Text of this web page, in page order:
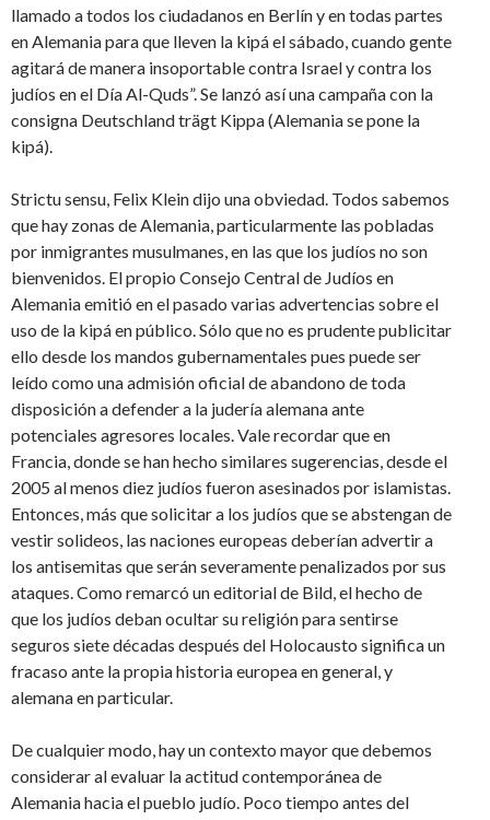
llamado a todos los ciudadanos en Berlín y en todas partes
en Alemania para que lleven la kipá el sábado, cuando gente
agitará de manera insoportable contra Israel y contra los
judíos en el Día Al-Quds”. Se lanzó así una campaña con la
consigna Deutschland trägt Kippa (Alemania se pone la
kipá).
Strictu sensu, Felix Klein dijo una obviedad. Todos sabemos
que hay zonas de Alemania, particularmente las pobladas
por inmigrantes musulmanes, en las que los judíos no son
bienvenidos. El propio Consejo Central de Judíos en
Alemania emitió en el pasado varias advertencias sobre el
uso de la kipá en público. Sólo que no es prudente publicitar
ello desde los mandos gubernamentales pues puede ser
leído como una admisión oficial de abandono de toda
disposición a defender a la judería alemana ante
potenciales agresores locales. Vale recordar que en
Francia, donde se han hecho similares sugerencias, desde el
2005 al menos diez judíos fueron asesinados por islamistas.
Entonces, más que solicitar a los judíos que se abstengan de
vestir solideos, las naciones europeas deberían advertir a
los antisemitas que serán severamente penalizados por sus
ataques. Como remarcó un editorial de Bild, el hecho de
que los judíos deban ocultar su religión para sentirse
seguros siete décadas después del Holocausto significa un
fracaso ante la propia historia europea en general, y
alemana en particular.
De cualquier modo, hay un contexto mayor que debemos
considerar al evaluar la actitud contemporánea de
Alemania hacia el pueblo judío. Poco tiempo antes del